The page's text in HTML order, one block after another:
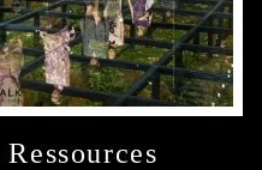
Ressources